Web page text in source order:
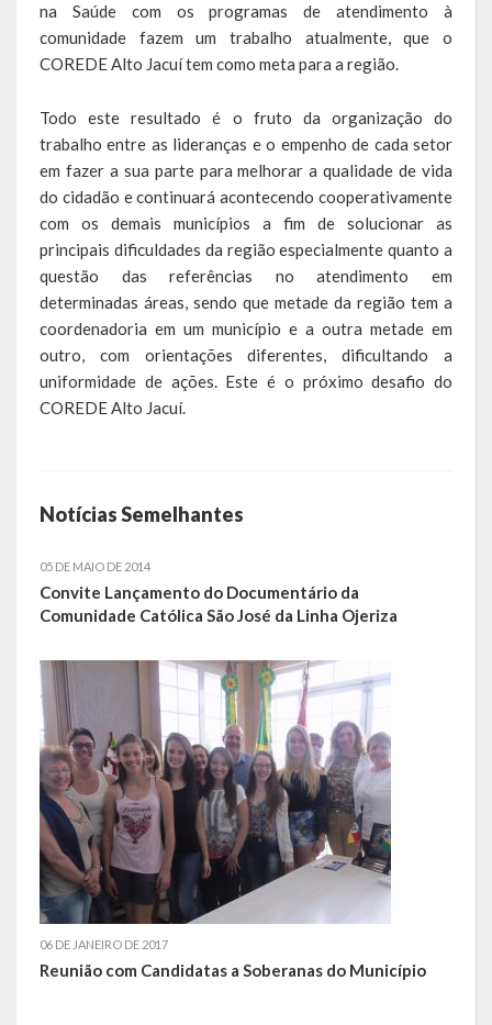
de paixão e muitas conquistas
A História da Praça da Lagoa
A História da Igreja Adventista do Sétimo Dia
A História da Comunidade Católica Nossa Senhora da Assunção
de Linha Glória
A História da Comunidade Evangélica de Linha Glória
A História da Comunidade Católica São José de Linha Ojeriza
Pontos Turísticos
Gastronomia
Hospedagem
Galeria de Soberanas
Galeria de Fotos
Programas
Publicações
Covid 19
Publicações Oficiais
SIAFIC
Contas
na Saúde com os programas de atendimento à
comunidade fazem um trabalho atualmente, que o
COREDE Alto Jacuí tem como meta para a região.
Todo este resultado é o fruto da organização do
trabalho entre as lideranças e o empenho de cada setor
em fazer a sua parte para melhorar a qualidade de vida
do cidadão e continuará acontecendo cooperativamente
com os demais municípios a fim de solucionar as
principais dificuldades da região especialmente quanto a
questão das referências no atendimento em
determinadas áreas, sendo que metade da região tem a
coordenadoria em um município e a outra metade em
outro, com orientações diferentes, dificultando a
uniformidade de ações. Este é o próximo desafio do
COREDE Alto Jacuí.
Notícias Semelhantes
05 DE MAIO DE 2014
Convite Lançamento do Documentário da
Comunidade Católica São José da Linha Ojeriza
06 DE JANEIRO DE 2017
Reunião com Candidatas a Soberanas do Município